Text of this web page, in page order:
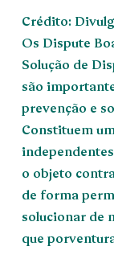
Crédito:
Os Dispute
Solução de
são
prevenção e
Constituem
o objeto
de forma
solucionar de
que